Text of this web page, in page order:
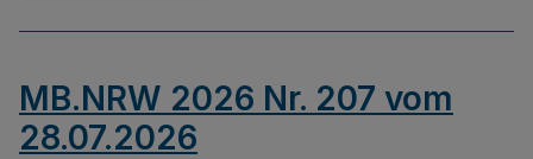
MB.NRW 2026 Nr. 207 vom
28.07.2026